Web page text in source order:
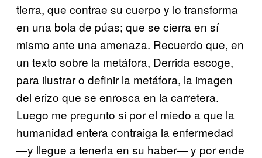
tierra, que contrae su cuerpo y lo transforma
en una bola de púas; que se cierra en sí
mismo ante una amenaza. Recuerdo que, en
un texto sobre la metáfora, Derrida escoge,
para ilustrar o definir la metáfora, la imagen
del erizo que se enrosca en la carretera.
Luego me pregunto si por el miedo a que la
humanidad entera contraiga la enfermedad
—y llegue a tenerla en su haber— y por ende